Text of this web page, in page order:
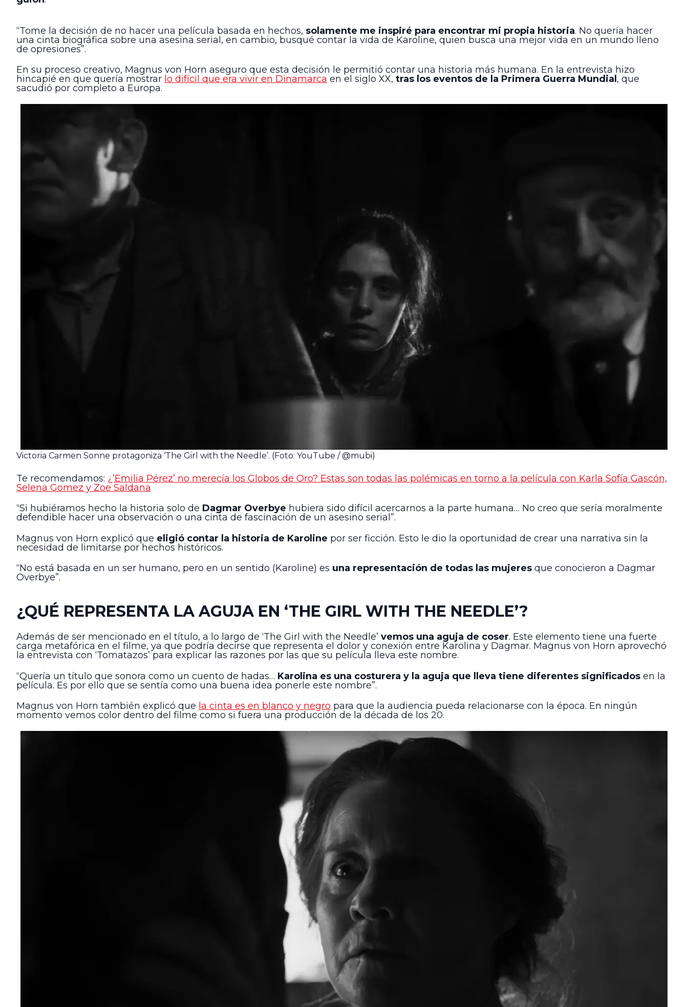
“Tome la decisión de no hacer una película basada en hechos, solamente me inspiré para encontrar mi propia historia. No quería hacer
una cinta biográfica sobre una asesina serial, en cambio, busqué contar la vida de Karoline, quien busca una mejor vida en un mundo lleno
de opresiones”.
En su proceso creativo, Magnus von Horn aseguro que esta decisión le permitió contar una historia más humana. En la entrevista hizo
hincapié en que quería mostrar lo difícil que era vivir en Dinamarca en el siglo XX, tras los eventos de la Primera Guerra Mundial , que
sacudió por completo a Europa.
Victoria Carmen Sonne protagoniza ‘The Girl with the Needle’. (Foto: YouTube / @mubi)
Te recomendamos: ¿’Emilia Pérez’ no merecía los Globos de Oro? Estas son todas las polémicas en torno a la película con Karla Sofía Gascón,
Selena Gomez y Zoe Saldana
“Si hubiéramos hecho la historia solo de Dagmar Overbye hubiera sido difícil acercarnos a la parte humana… No creo que sería moralmente
defendible hacer una observación o una cinta de fascinación de un asesino serial”.
Magnus von Horn explicó que eligió contar la historia de Karoline por ser ficción. Esto le dio la oportunidad de crear una narrativa sin la
necesidad de limitarse por hechos históricos.
“No está basada en un ser humano, pero en un sentido (Karoline) es una representación de todas las mujeres que conocieron a Dagmar
Overbye”.
¿QUÉ REPRESENTA LA AGUJA EN ‘THE GIRL WITH THE NEEDLE’?
Además de ser mencionado en el título, a lo largo de ‘The Girl with the Needle’ vemos una aguja de coser. Este elemento tiene una fuerte
carga metafórica en el filme, ya que podría decirse que representa el dolor y conexión entre Karolina y Dagmar. Magnus von Horn aprovechó
la entrevista con ‘Tomatazos’ para explicar las razones por las que su película lleva este nombre.
“Quería un título que sonora como un cuento de hadas… Karolina es una costurera y la aguja que lleva tiene diferentes significados en la
película. Es por ello que se sentía como una buena idea ponerle este nombre”.
Magnus von Horn también explicó que la cinta es en blanco y negro para que la audiencia pueda relacionarse con la época. En ningún
momento vemos color dentro del filme como si fuera una producción de la década de los 20.